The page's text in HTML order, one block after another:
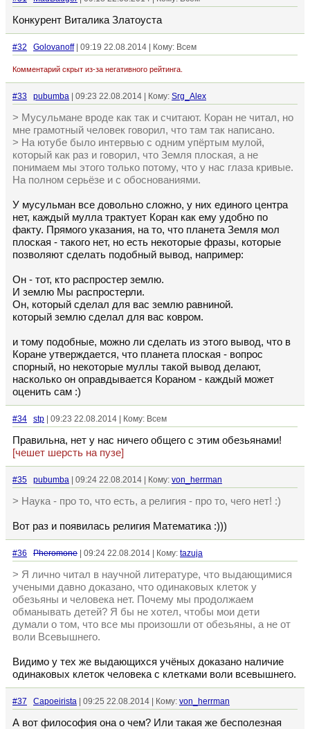
Конкурент Виталика Златоуста
#32 Golovanoff| 09:19 22.08.2014 | Кому: Всем
Комментарий скрыт из-за негативного рейтинга.
#33 pubumba | 09:23 22.08.2014 | Кому: Srg_Alex
> Мусульмане вроде как так и считают. Коран не читал, но
мне грамотный человек говорил, что там так написано.
> На ютубе было интервью с одним упёртым мулой,
который как раз и говорил, что Земля плоская, а не
понимаем мы этого только потому, что у нас глаза кривые.
На полном серьёзе и с обоснованиями.
У мусульман все довольно сложно, у них единого центра
нет, каждый мулла трактует Коран как ему удобно по
факту. Прямого указания, на то, что планета Земля мол
плоская - такого нет, но есть некоторые фразы, которые
позволяют сделать подобный вывод, например:
Он - тот, кто распростер землю.
И землю Мы распростерли.
Он, который сделал для вас землю равниной.
который землю сделал для вас ковром.
и тому подобные, можно ли сделать из этого вывод, что в
Коране утверждается, что планета плоская - вопрос
спорный, но некоторые муллы такой вывод делают,
насколько он оправдывается Кораном - каждый может
оценить сам :)
#34 stp | 09:23 22.08.2014 | Кому: Всем
Правильна, нет у нас ничего общего с этим обезьянами!
[чешет шерсть на пузе]
#35 pubumba | 09:24 22.08.2014 | Кому: von_herrman
> Наука - про то, что есть, а религия - про то, чего нет! :)
Вот раз и появилась религия Математика :)))
#36 Pheromone | 09:24 22.08.2014 | Кому: tazuja
> Я лично читал в научной литературе, что выдающимися
учеными давно доказано, что одинаковых клеток у
обезьяны и человека нет. Почему мы продолжаем
обманывать детей? Я бы не хотел, чтобы мои дети
думали о том, что все мы произошли от обезьяны, а не от
воли Всевышнего.
Видимо у тех же выдающихся учёных доказано наличие
одинаковых клеток человека с клетками воли всевышнего.
#37 Capoeirista | 09:25 22.08.2014 | Кому: von_herrman
А вот философия она о чем? Или такая же бесполезная